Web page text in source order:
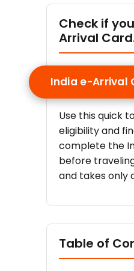
Check if
Arrival
India e-Arrival
Use this quick
eligibility and
complete the
before
and takes only
Table of